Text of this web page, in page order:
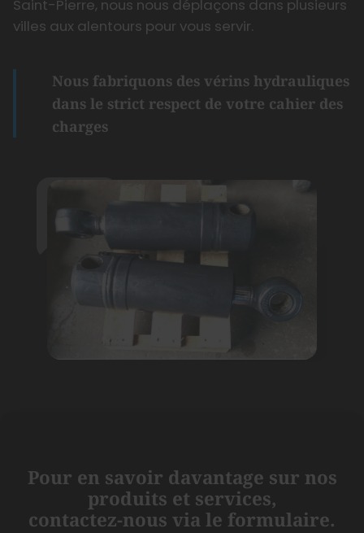
Saint-Pierre, nous nous déplaçons dans plusieurs
villes aux alentours pour vous servir.
Nous fabriquons des vérins hydrauliques
dans le strict respect de votre cahier des
charges
Pour en savoir davantage sur nos
produits et services,
contactez-nous via le formulaire.